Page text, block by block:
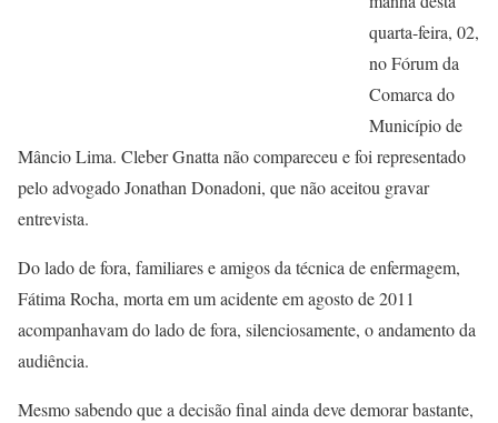
quarta-feira, 02,
no Fórum da
Comarca do
Município de
Mâncio Lima. Cleber Gnatta não compareceu e foi representado
pelo advogado Jonathan Donadoni, que não aceitou gravar
entrevista.
Do lado de fora, familiares e amigos da técnica de enfermagem,
Fátima Rocha, morta em um acidente em agosto de 2011
acompanhavam do lado de fora, silenciosamente, o andamento da
audiência.
Mesmo sabendo que a decisão final ainda deve demorar bastante,